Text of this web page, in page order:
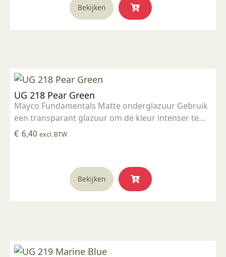
Bekijken
UG 218 Pear Green
Mayco Fundamentals Matte onderglazuur Gebruik
een transparant glazuur om de kleur intenser te
maken Geschikt voor gebruiksgoed mits er een
€ 6,40 excl. BTW
Bekijken